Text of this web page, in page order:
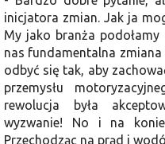
inicjatora zmian. Jak ja
My jako branża podołamy
nas fundamentalna
odbyć się tak, aby
przemysłu
rewolucja była
wyzwanie! No i na
Przechodząc na prąd i